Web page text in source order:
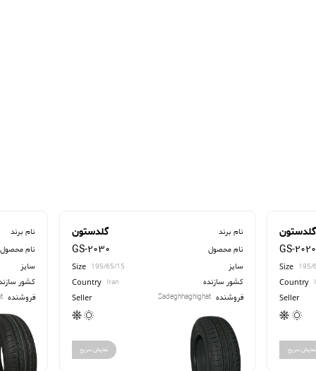
گلدستون
GS-2020
Size 195/
Country
Seller
نمایش سریع
نام برند گلدستون
نام محصول GS-2030
سایز Size 195/65/15
کشور سازنده Country Iran
فروشنده Sadeghhaghighat
Seller
نمایش سریع
نام برند
نام محصول
سایز
کشور
فروشنده